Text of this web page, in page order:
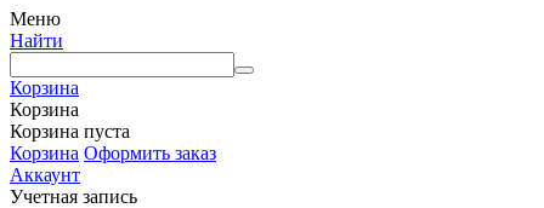
Меню
Найти
Корзина
Корзина
Корзина пуста
Корзина Оформить заказ
Аккаунт
Учетная запись